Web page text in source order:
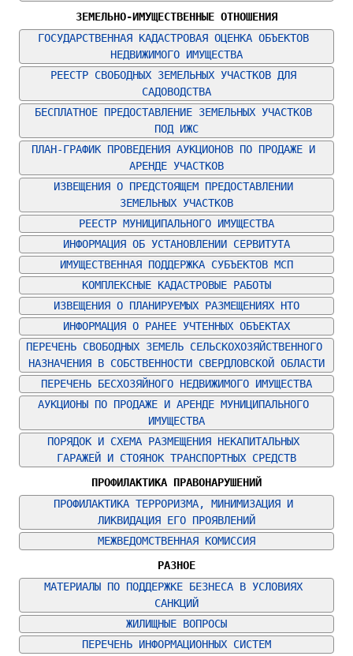
ЗЕМЕЛЬНО-ИМУЩЕСТВЕННЫЕ ОТНОШЕНИЯ
ГОСУДАРСТВЕННАЯ КАДАСТРОВАЯ ОЦЕНКА ОБЪЕКТОВ
НЕДВИЖИМОГО ИМУЩЕСТВА
РЕЕСТР СВОБОДНЫХ ЗЕМЕЛЬНЫХ УЧАСТКОВ ДЛЯ
САДОВОДСТВА
БЕСПЛАТНОЕ ПРЕДОСТАВЛЕНИЕ ЗЕМЕЛЬНЫХ УЧАСТКОВ
ПОД ИЖС
ПЛАН-ГРАФИК ПРОВЕДЕНИЯ АУКЦИОНОВ ПО ПРОДАЖЕ И
АРЕНДЕ УЧАСТКОВ
ИЗВЕЩЕНИЯ О ПРЕДСТОЯЩЕМ ПРЕДОСТАВЛЕНИИ
ЗЕМЕЛЬНЫХ УЧАСТКОВ
РЕЕСТР МУНИЦИПАЛЬНОГО ИМУЩЕСТВА
ИНФОРМАЦИЯ ОБ УСТАНОВЛЕНИИ СЕРВИТУТА
ИМУЩЕСТВЕННАЯ ПОДДЕРЖКА СУБЪЕКТОВ МСП
КОМПЛЕКСНЫЕ КАДАСТРОВЫЕ РАБОТЫ
ИЗВЕЩЕНИЯ О ПЛАНИРУЕМЫХ РАЗМЕЩЕНИЯХ НТО
ИНФОРМАЦИЯ О РАНЕЕ УЧТЕННЫХ ОБЪЕКТАХ
ПЕРЕЧЕНЬ СВОБОДНЫХ ЗЕМЕЛЬ СЕЛЬСКОХОЗЯЙСТВЕННОГО
НАЗНАЧЕНИЯ В СОБСТВЕННОСТИ СВЕРДЛОВСКОЙ ОБЛАСТИ
ПЕРЕЧЕНЬ БЕСХОЗЯЙНОГО НЕДВИЖИМОГО ИМУЩЕСТВА
АУКЦИОНЫ ПО ПРОДАЖЕ И АРЕНДЕ МУНИЦИПАЛЬНОГО
ИМУЩЕСТВА
ПОРЯДОК И СХЕМА РАЗМЕЩЕНИЯ НЕКАПИТАЛЬНЫХ
ГАРАЖЕЙ И СТОЯНОК ТРАНСПОРТНЫХ СРЕДСТВ
ПРОФИЛАКТИКА ПРАВОНАРУШЕНИЙ
ПРОФИЛАКТИКА ТЕРРОРИЗМА, МИНИМИЗАЦИЯ И
ЛИКВИДАЦИЯ ЕГО ПРОЯВЛЕНИЙ
МЕЖВЕДОМСТВЕННАЯ КОМИССИЯ
РАЗНОЕ
МАТЕРИАЛЫ ПО ПОДДЕРЖКЕ БЕЗНЕСА В УСЛОВИЯХ
САНКЦИЙ
ЖИЛИЩНЫЕ ВОПРОСЫ
ПЕРЕЧЕНЬ ИНФОРМАЦИОННЫХ СИСТЕМ